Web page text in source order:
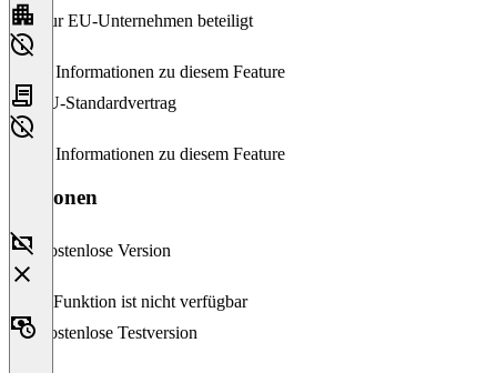
Nur EU-Unternehmen beteiligt
Keine Informationen zu diesem Feature
EU-Standardvertrag
Keine Informationen zu diesem Feature
Versionen
Kostenlose Version
Diese Funktion ist nicht verfügbar
Kostenlose Testversion